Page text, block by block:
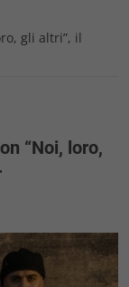
gli altri”, il
“Noi, loro,